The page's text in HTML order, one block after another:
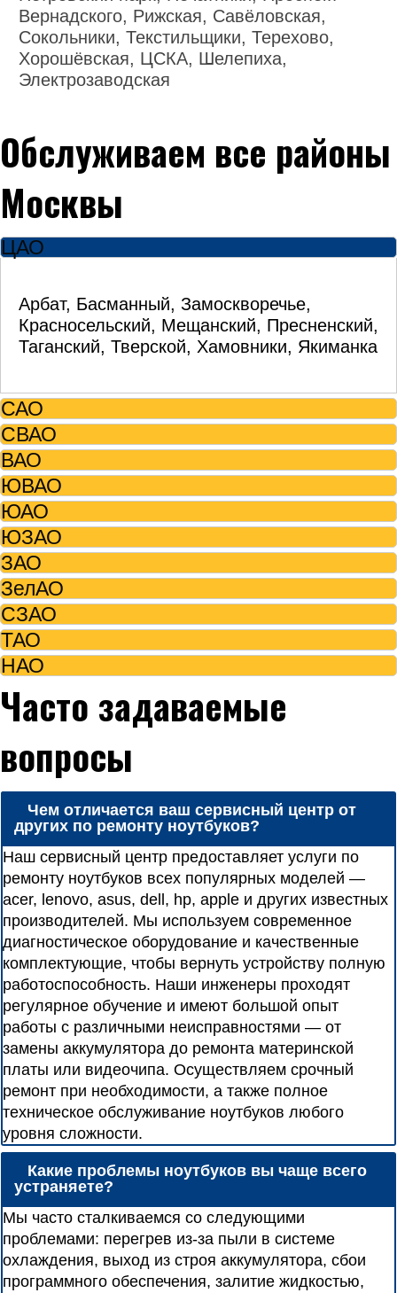
Вернадского, Рижская, Савёловская,
Сокольники, Текстильщики, Терехово,
Хорошёвская, ЦСКА, Шелепиха,
Электрозаводская
Обслуживаем все районы
Москвы
ЦАО
Арбат, Басманный, Замоскворечье,
Красносельский, Мещанский, Пресненский,
Таганский, Тверской, Хамовники, Якиманка
САО
СВАО
ВАО
ЮВАО
ЮАО
ЮЗАО
ЗАО
ЗелАО
СЗАО
ТАО
НАО
Часто задаваемые
вопросы
Чем отличается ваш сервисный центр от
других по ремонту ноутбуков?
Наш сервисный центр предоставляет услуги по
ремонту ноутбуков всех популярных моделей —
acer, lenovo, asus, dell, hp, apple и других известных
производителей. Мы используем современное
диагностическое оборудование и качественные
комплектующие, чтобы вернуть устройству полную
работоспособность. Наши инженеры проходят
регулярное обучение и имеют большой опыт
работы с различными неисправностями — от
замены аккумулятора до ремонта материнской
платы или видеочипа. Осуществляем срочный
ремонт при необходимости, а также полное
техническое обслуживание ноутбуков любого
уровня сложности.
Какие проблемы ноутбуков вы чаще всего
устраняете?
Мы часто сталкиваемся со следующими
проблемами: перегрев из-за пыли в системе
охлаждения, выход из строя аккумулятора, сбои
программного обеспечения, залитие жидкостью,